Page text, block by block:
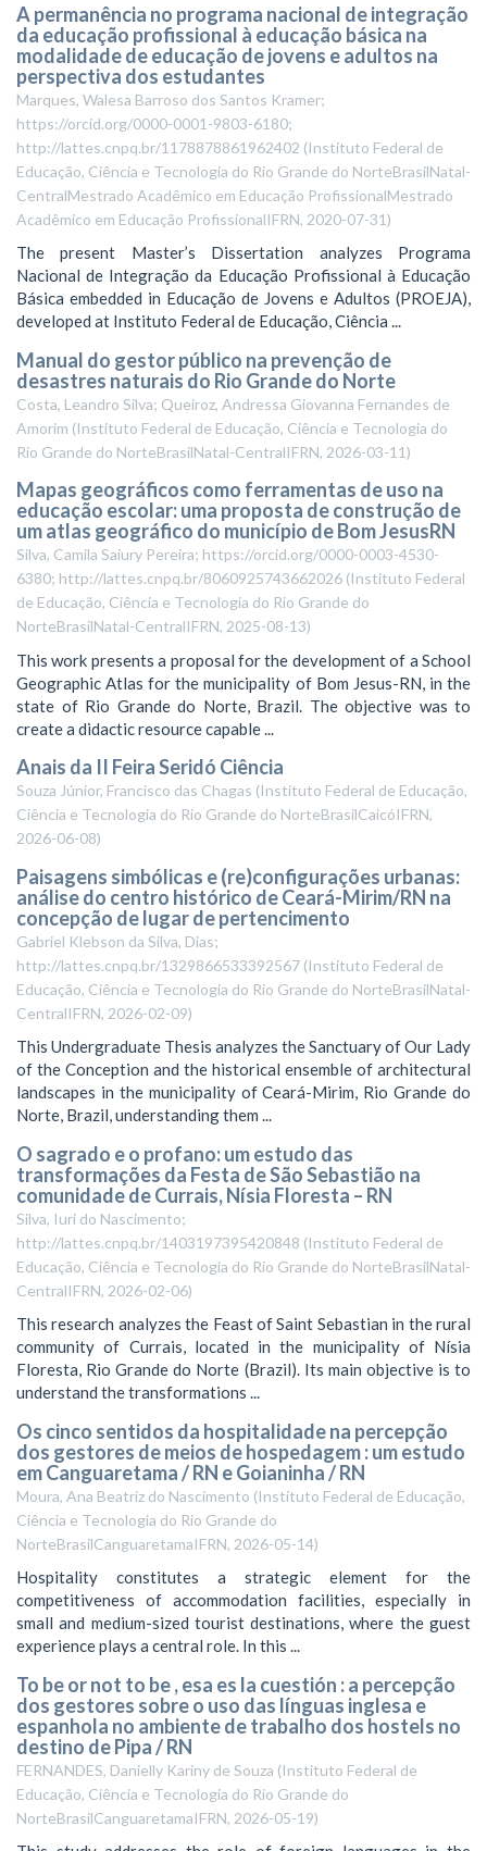
A permanência no programa nacional de integração
da educação profissional à educação básica na
modalidade de educação de jovens e adultos na
perspectiva dos estudantes
Marques, Walesa Barroso dos Santos Kramer;
https://orcid.org/0000-0001-9803-6180;
http://lattes.cnpq.br/1178878861962402 (Instituto Federal de
Educação, Ciência e Tecnologia do Rio Grande do NorteBrasilNatal-
CentralMestrado Acadêmico em Educação ProfissionalMestrado
Acadêmico em Educação ProfissionalIFRN, 2020-07-31)
The present Master’s Dissertation analyzes Programa
Nacional de Integração da Educação Profissional à Educação
Básica embedded in Educação de Jovens e Adultos (PROEJA),
developed at Instituto Federal de Educação, Ciência ...
Manual do gestor público na prevenção de
desastres naturais do Rio Grande do Norte
Costa, Leandro Silva; Queiroz, Andressa Giovanna Fernandes de
Amorim (Instituto Federal de Educação, Ciência e Tecnologia do
Rio Grande do NorteBrasilNatal-CentralIFRN, 2026-03-11)
Mapas geográficos como ferramentas de uso na
educação escolar: uma proposta de construção de
um atlas geográfico do município de Bom JesusRN
Silva, Camila Saiury Pereira; https://orcid.org/0000-0003-4530-
6380; http://lattes.cnpq.br/8060925743662026 (Instituto Federal
de Educação, Ciência e Tecnologia do Rio Grande do
NorteBrasilNatal-CentralIFRN, 2025-08-13)
This work presents a proposal for the development of a School
Geographic Atlas for the municipality of Bom Jesus-RN, in the
state of Rio Grande do Norte, Brazil. The objective was to
create a didactic resource capable ...
Anais da II Feira Seridó Ciência
Souza Júnior, Francisco das Chagas (Instituto Federal de Educação,
Ciência e Tecnologia do Rio Grande do NorteBrasilCaicóIFRN,
2026-06-08)
Paisagens simbólicas e (re)configurações urbanas:
análise do centro histórico de Ceará-Mirim/RN na
concepção de lugar de pertencimento
Gabriel Klebson da Silva, Dias;
http://lattes.cnpq.br/1329866533392567 (Instituto Federal de
Educação, Ciência e Tecnologia do Rio Grande do NorteBrasilNatal-
CentralIFRN, 2026-02-09)
This Undergraduate Thesis analyzes the Sanctuary of Our Lady
of the Conception and the historical ensemble of architectural
landscapes in the municipality of Ceará-Mirim, Rio Grande do
Norte, Brazil, understanding them ...
O sagrado e o profano: um estudo das
transformações da Festa de São Sebastião na
comunidade de Currais, Nísia Floresta – RN
Silva, Iuri do Nascimento;
http://lattes.cnpq.br/1403197395420848 (Instituto Federal de
Educação, Ciência e Tecnologia do Rio Grande do NorteBrasilNatal-
CentralIFRN, 2026-02-06)
This research analyzes the Feast of Saint Sebastian in the rural
community of Currais, located in the municipality of Nísia
Floresta, Rio Grande do Norte (Brazil). Its main objective is to
understand the transformations ...
Os cinco sentidos da hospitalidade na percepção
dos gestores de meios de hospedagem : um estudo
em Canguaretama / RN e Goianinha / RN
Moura, Ana Beatriz do Nascimento (Instituto Federal de Educação,
Ciência e Tecnologia do Rio Grande do
NorteBrasilCanguaretamaIFRN, 2026-05-14)
Hospitality constitutes a strategic element for the
competitiveness of accommodation facilities, especially in
small and medium-sized tourist destinations, where the guest
experience plays a central role. In this ...
To be or not to be , esa es la cuestión : a percepção
dos gestores sobre o uso das línguas inglesa e
espanhola no ambiente de trabalho dos hostels no
destino de Pipa / RN
FERNANDES, Danielly Kariny de Souza (Instituto Federal de
Educação, Ciência e Tecnologia do Rio Grande do
NorteBrasilCanguaretamaIFRN, 2026-05-19)